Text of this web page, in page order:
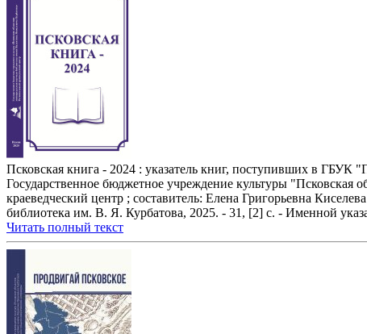
Псковская книга - 2024 : указатель книг, поступивших в ГБУК
Государственное бюджетное учреждение культуры "Псковская
краеведческий центр ; составитель: Елена Григорьевна
библиотека им. В. Я. Курбатова, 2025. - 31, [2] с. - Именной
Читать полный текст